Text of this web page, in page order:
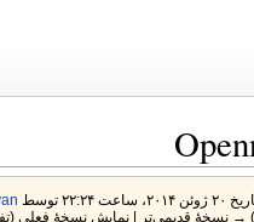
۲۲:۲۴ توسط
→ نسخهٔ قدیمی‌تر | نمایش نسخهٔ فعلی